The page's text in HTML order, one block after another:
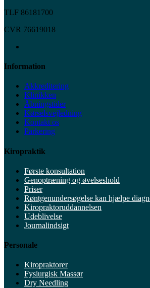
TLF 86181700
CVR 76619018
Information
Akkreditering
Klinikken
Åbningstider
Kørselsvejledning
Kontakt os
Parkering
Kiropraktik
Første konsultation
Genoptræning og øvelseshold
Priser
Røntgenundersøgelse kan hjælpe
Kiropraktoruddannelsen
Udeblivelse
Journalindsigt
Personale
Kiropraktorer
Fysiurgisk Massør
Dry Needling